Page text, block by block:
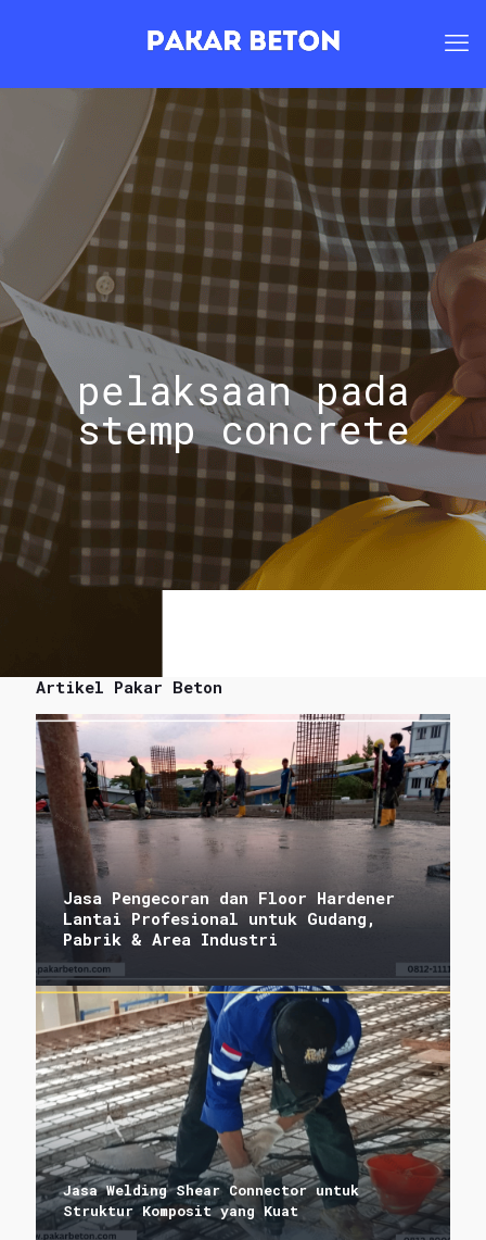
pelaksaan pada
stemp concrete
Artikel Pakar Beton
Jasa Pengecoran dan Floor Hardener
Lantai Profesional untuk Gudang,
Pabrik & Area Industri
Jasa Welding Shear Connector untuk
Struktur Komposit yang Kuat